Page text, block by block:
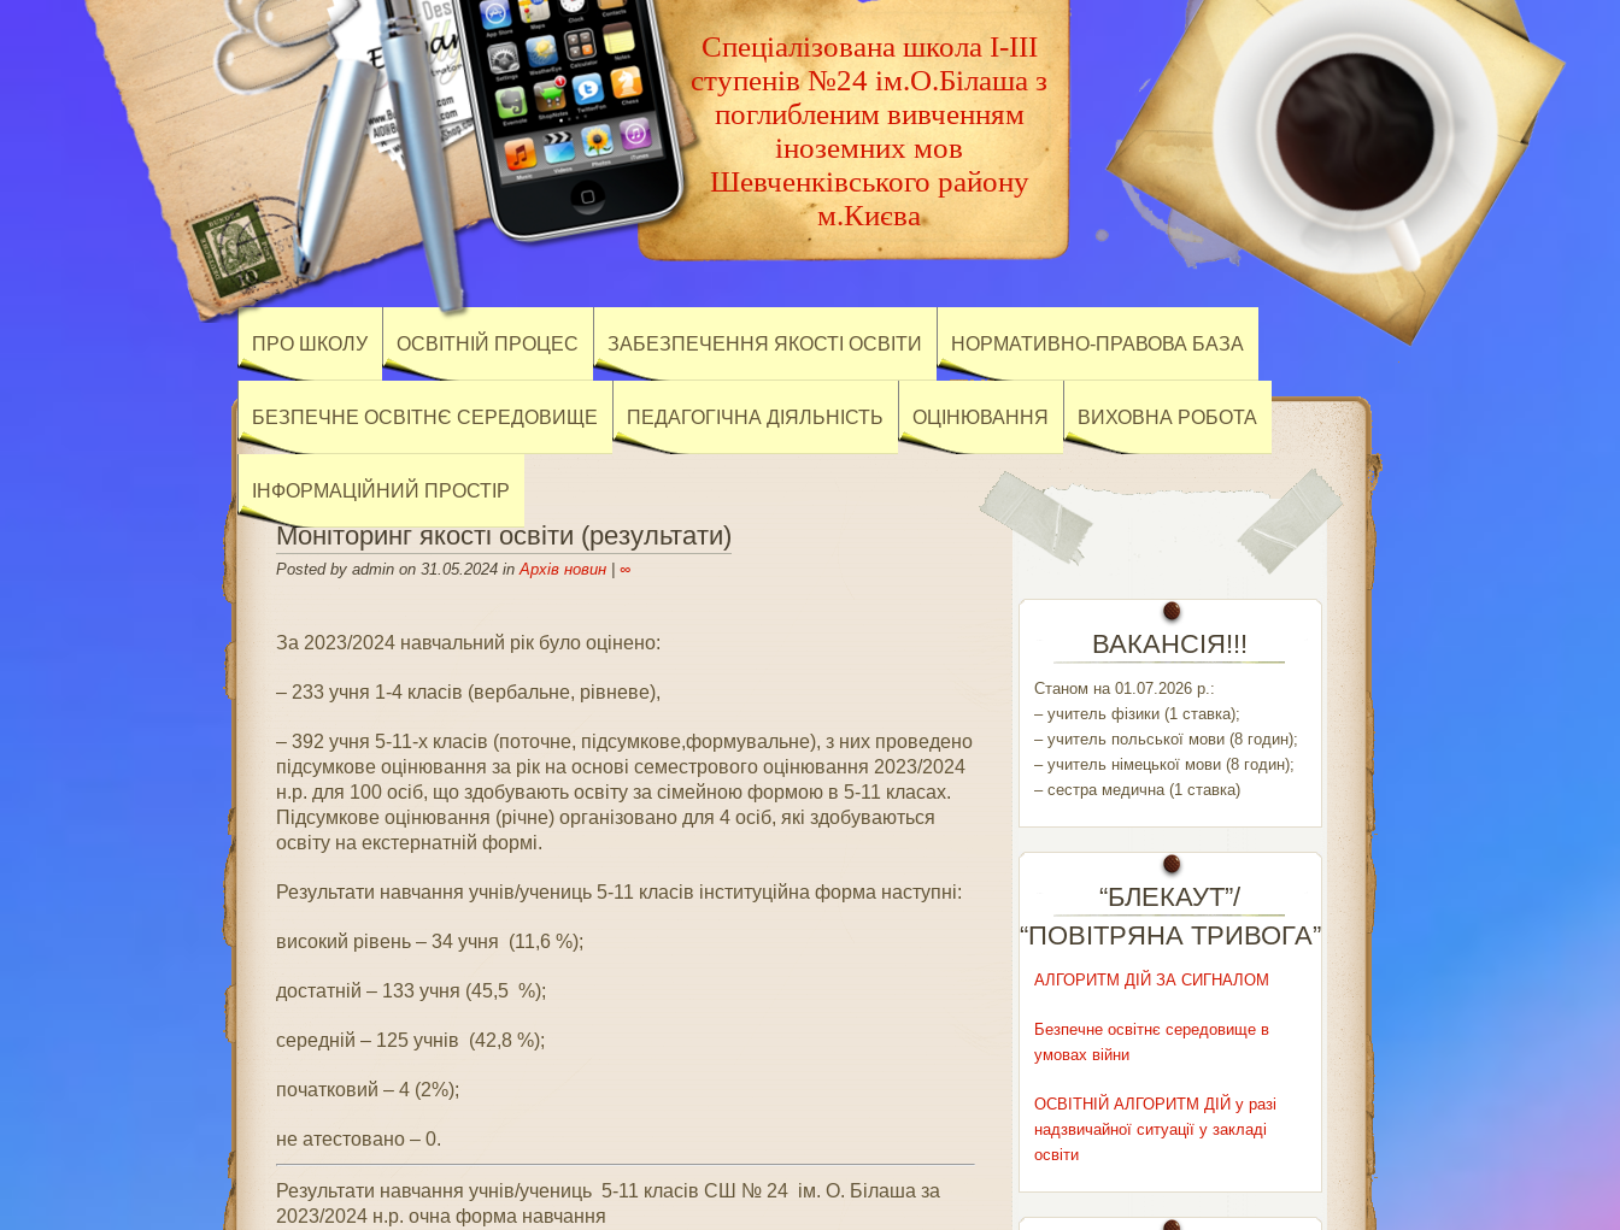
Спеціалізована школа І-ІІІ
ступенів №24 ім.О.Білаша з
поглибленим вивченням
іноземних мов
Шевченківського району
м.Києва
ПРО ШКОЛУ ОСВІТНІЙ ПРОЦЕС ЗАБЕЗПЕЧЕННЯ ЯКОСТІ ОСВІТИ НОРМАТИВНО-ПРАВОВА БАЗА
БЕЗПЕЧНЕ ОСВІТНЄ СЕРЕДОВИЩЕ ПЕДАГОГІЧНА ДІЯЛЬНІСТЬ ОЦІНЮВАННЯ ВИХОВНА РОБОТА
ІНФОРМАЦІЙНИЙ ПРОСТІР
Моніторинг якості освіти (результати)
Posted by admin on 31.05.2024 inАрхів новин| ∞
За 2023/2024 навчальний рік було оцінено:
– 233 учня 1-4 класів (вербальне, рівневе),
– 392 учня 5-11-х класів (поточне, підсумкове,формувальне), з них проведено
підсумкове оцінювання за рік на основі семестрового оцінювання 2023/2024
н.р. для 100 осіб, що здобувають освіту за сімейною формою в 5-11 класах.
Підсумкове оцінювання (річне) організовано для 4 осіб, які здобуваються
освіту на екстернатній формі.
Результати навчання учнів/учениць 5-11 класів інституційна форма наступні:
високий рівень – 34 учня (11,6 %);
достатній – 133 учня (45,5 %);
середній – 125 учнів (42,8 %);
початковий – 4 (2%);
не атестовано – 0.
Результати навчання учнів/учениць 5-11 класів СШ № 24 ім. О. Білаша за
2023/2024 н.р. очна форма навчання
ВАКАНСІЯ!!!
Станом на 01.07.2026 р.:
– учитель фізики (1 ставка);
– учитель польської мови (8 годин);
– учитель німецької мови (8 годин);
– сестра медична (1 ставка)
“БЛЕКАУТ”/
“ПОВІТРЯНА ТРИВОГА”
АЛГОРИТМ ДІЙ ЗА СИГНАЛОМ
Безпечне освітнє середовище в
умовах війни
ОСВІТНІЙ АЛГОРИТМ ДІЙ у разі
надзвичайної ситуації у закладі
освіти